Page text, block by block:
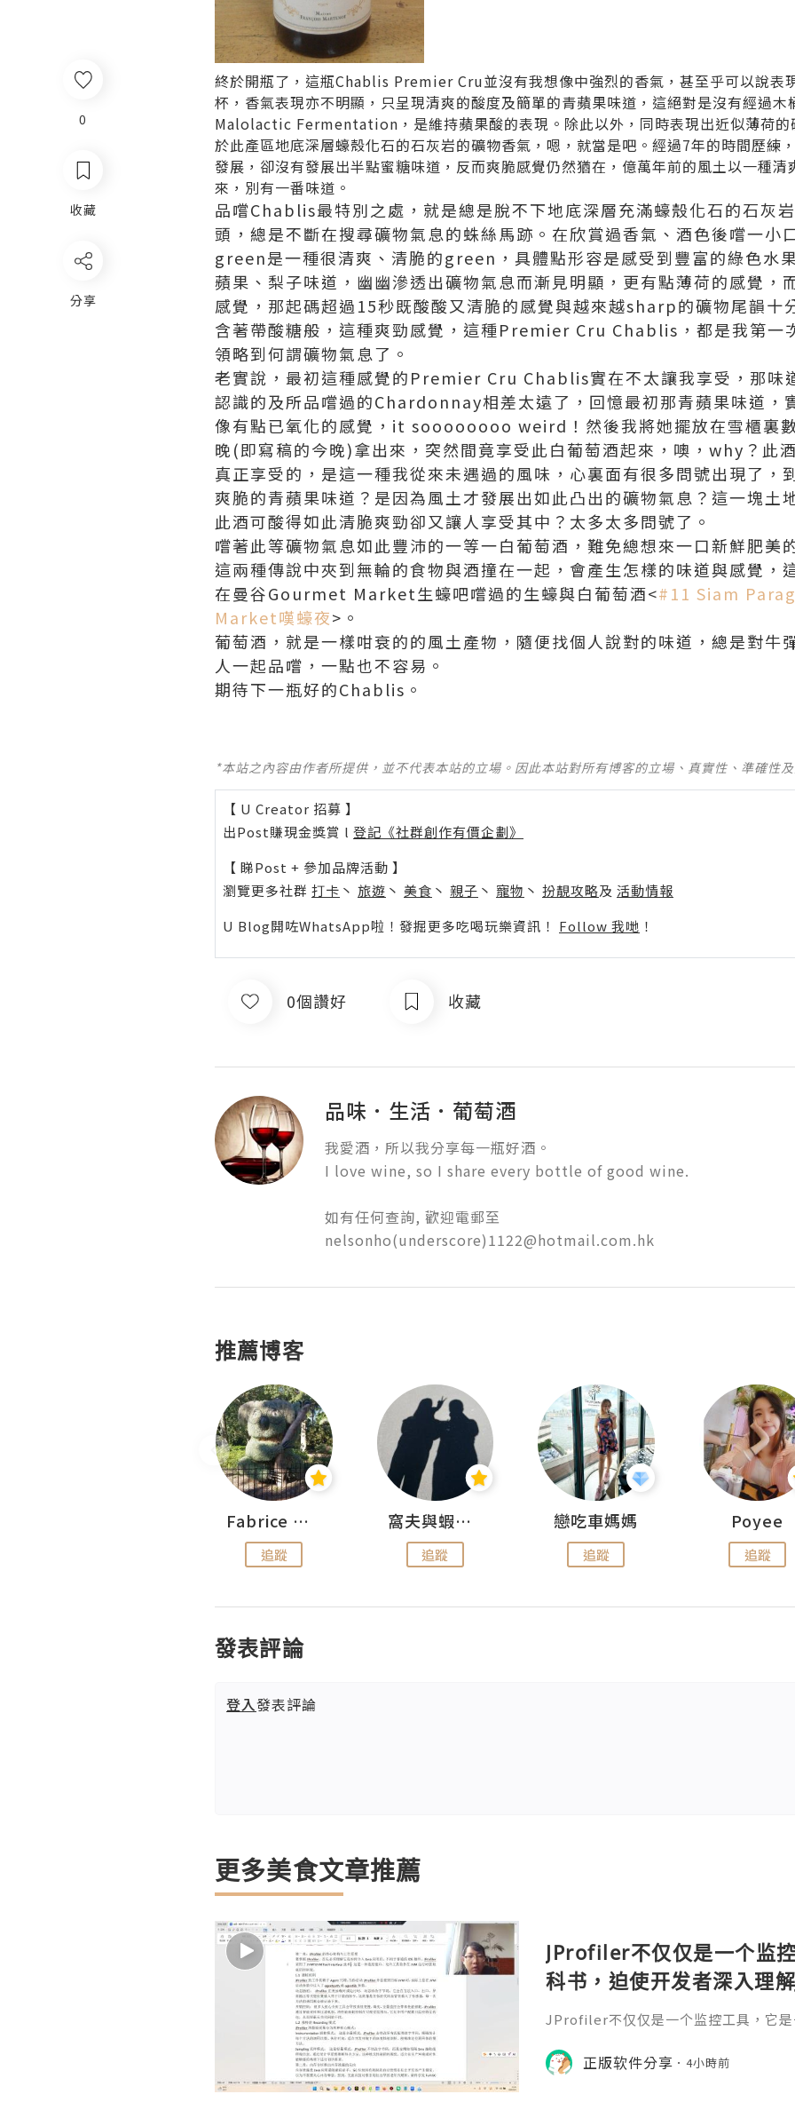
0
收藏
分享
終於開瓶了，這瓶Chablis Premier Cru並沒有我想像中強烈的香氣，甚至乎可以說表
杯，香氣表現亦不明顯，只呈現清爽的酸度及簡單的青蘋果味道，這絕對是沒有經過木
Malolactic Fermentation，是維持蘋果酸的表現。除此以外，同時表現出近似薄荷的
於此產區地底深層蠔殼化石的石灰岩的礦物香氣，嗯，就當是吧。經過7年的時間歷練
發展，卻沒有發展出半點蜜糖味道，反而爽脆感覺仍然猶在，億萬年前的風土以一種
來，別有一番味道。
品嚐Chablis最特別之處，就是總是脫不下地底深層充滿蠔殼化石的石灰
頭，總是不斷在搜尋礦物氣息的蛛絲馬跡。在欣賞過香氣、酒色後嚐一
green是一種很清爽、清脆的green，具體點形容是感受到豐富的綠色水
蘋果、梨子味道，幽幽滲透出礦物氣息而漸見明顯，更有點薄荷的感覺，
感覺，那起碼超過15秒既酸酸又清脆的感覺與越來越sharp的礦物尾韻十
含著帶酸糖般，這種爽勁感覺，這種Premier Cru Chablis，都是我第一
領略到何謂礦物氣息了。
老實說，最初這種感覺的Premier Cru Chablis實在不太讓我享受，那味
認識的及所品嚐過的Chardonnay相差太遠了，回憶最初那青蘋果味道，
像有點已氧化的感覺，it soooooooo weird！然後我將她擺放在雪櫃裏
晚(即寫稿的今晚)拿出來，突然間竟享受此白葡萄酒起來，噢，why？此
真正享受的，是這一種我從來未遇過的風味，心裏面有很多問號出現了，
爽脆的青蘋果味道？是因為風土才發展出如此凸出的礦物氣息？這一塊土
此酒可酸得如此清脆爽勁卻又讓人享受其中？太多太多問號了。
嚐著此等礦物氣息如此豐沛的一等一白葡萄酒，難免總想來一口新鮮肥美
這兩種傳說中夾到無輪的食物與酒撞在一起，會產生怎樣的味道與感覺，
在曼谷Gourmet Market生蠔吧嚐過的生蠔與白葡萄酒<#11 Siam
Market嘆蠔夜>。
葡萄酒，就是一樣咁衰的的風土產物，隨便找個人說對的味道，總是對牛
人一起品嚐，一點也不容易。
期待下一瓶好的Chablis。
*本站之內容由作者所提供，並不代表本站的立場。因此本站對所有博客的立場、真實性、準確性
【 U Creator 招募 】
出Post賺現金獎賞 l 登記《社群創作有價企劃》
【 睇Post + 參加品牌活動 】
瀏覽更多社群 打卡 丶 旅遊 丶 美食 丶 親子 丶 寵物 丶 扮靚攻略及 活動情報
U Blog開咗WhatsApp啦！發掘更多吃喝玩樂資訊！ Follow 我哋 ！
0個讚好 收藏
品味．生活．葡萄酒
我愛酒，所以我分享每一瓶好酒。
I love wine, so I share every bottle of good wine.
如有任何查詢, 歡迎電郵至
nelsonho(underscore)1122@hotmail.com.hk
推薦博客
Fabrice 嚐味
追蹤
窩夫與蝦子餅
追蹤
戀吃車媽媽
追蹤
Poyee
追蹤
發表評論
登入發表評論
更多美食文章推薦
JProfiler不仅仅是一个监
科书，迫使开发者深入理
垃圾回收机制和并发原理
号。对于一名追求卓越的
JProfiler不仅仅是一个监控工具，它
化数据，它将抽象的性能问题具象化为
的Java工程师而言，掌握JProfiler是
正版软件分享 4小時前